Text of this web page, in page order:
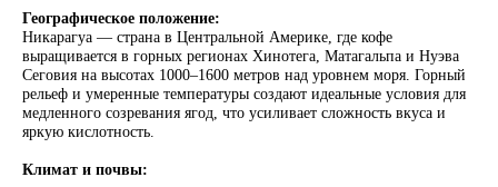
Географическое положение:
Никарагуа — страна в Центральной Америке, где кофе
выращивается в горных регионах Хинотега, Матагальпа и Нуэва
Сеговия на высотах 1000–1600 метров над уровнем моря. Горный
рельеф и умеренные температуры создают идеальные условия для
медленного созревания ягод, что усиливает сложность вкуса и
яркую кислотность.
Климат и почвы: